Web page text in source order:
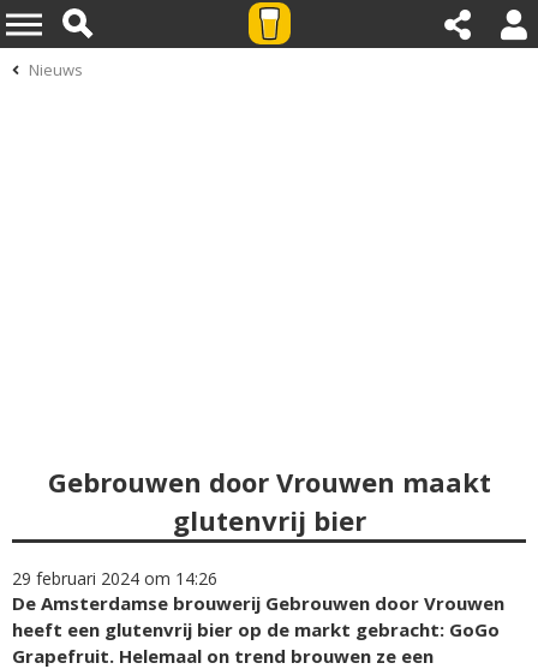
Nieuws
Gebrouwen door Vrouwen maakt
glutenvrij bier
29 februari 2024 om 14:26
De Amsterdamse brouwerij Gebrouwen door Vrouwen
heeft een glutenvrij bier op de markt gebracht: GoGo
Grapefruit. Helemaal on trend brouwen ze een